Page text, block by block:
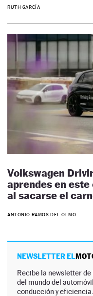
RUTH GARCÍA
Volkswagen
aprendes en
al sacarse el
ANTONIO RAMOS DEL OLMO
NEWSLETTER EL
Recibe la newsletter de
del mundo del
conducción y eficiencia.